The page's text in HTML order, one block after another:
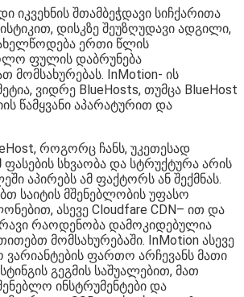
იკვეხნის შთამბეჭდავი სიჩქარითა
დისკზე შეუზღუდავი ადგილი,
ერთი წლის
ფულის დაბრუნება
მომსახურებას. InMotion- ის
ვიდრე BlueHosts, თუმცა BlueHost
წამყვანი აპარატურით და
როგორც ჩანს, უკეთესად
სხვაობა და სტრუქტურა არის
აპირებს ამ ფაქტორს ან შექმნას.
საიტის მშენებლობის უფასო
ასევე Cloudfare CDN– ით და
რაოდენობა დამოკიდებულია
მომსახურებაში. InMotion ასევე
ფართო არჩევანს მათი
გეგმის საშუალებით, მათ
ინსტრუმენტები და